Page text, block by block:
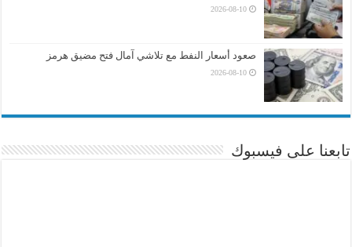
2026-08-10
صعود أسعار النفط مع تلاشي آمال فتح مضيق هرمز
2026-08-10
تابعنا على فيسبوك